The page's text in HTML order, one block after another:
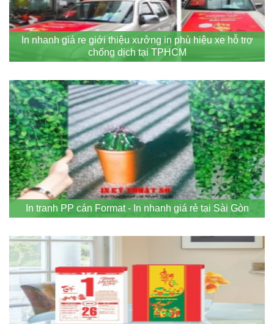
In nhanh giá re giới thiệu xưởng in phù hiệu xe hỗ trợ
chống dịch tại TPHCM
In tranh PP cán Format - In nhanh giá rẻ tại Sài Gòn